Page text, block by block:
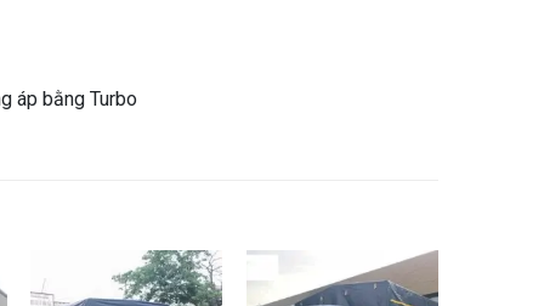
áp bằng Turbo